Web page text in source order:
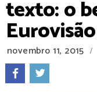
texto: o
novembro 11, 2015 /